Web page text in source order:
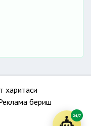
харитаси
бериш
24/7